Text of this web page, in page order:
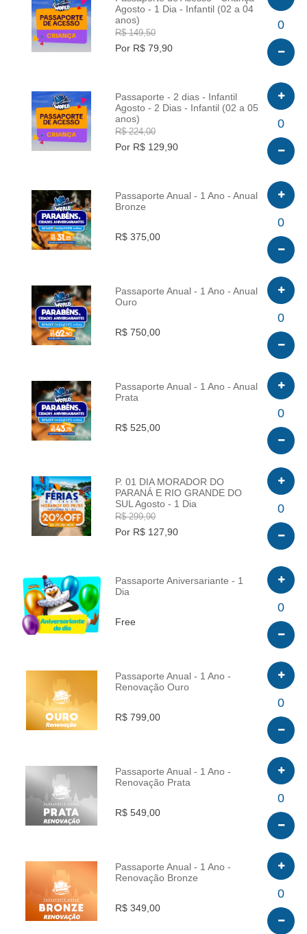
INFO
Agosto - 1 Dia - Infantil (02 a 04
anos)
R$ 149,50
Por R$ 79,90
0
INFO
Passaporte - 2 dias - Infantil
Agosto - 2 Dias - Infantil (02 a 05
anos)
R$ 224,00
Por R$ 129,90
0
INFO
Passaporte Anual - 1 Ano - Anual
Bronze
R$ 375,00
0
INFO
Passaporte Anual - 1 Ano - Anual
Ouro
R$ 750,00
0
INFO
Passaporte Anual - 1 Ano - Anual
Prata
R$ 525,00
0
INFO
P. 01 DIA MORADOR DO
PARANÁ E RIO GRANDE DO
SUL Agosto - 1 Dia
R$ 299,90
Por R$ 127,90
0
INFO
Passaporte Aniversariante - 1
Dia
Free
0
INFO
Passaporte Anual - 1 Ano -
Renovação Ouro
R$ 799,00
0
INFO
Passaporte Anual - 1 Ano -
Renovação Prata
R$ 549,00
0
INFO
Passaporte Anual - 1 Ano -
Renovação Bronze
R$ 349,00
0